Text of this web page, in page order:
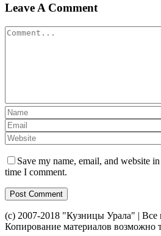
Leave A Comment
Comment
Save my name, email, and website
time I comment.
(c) 2007-2018 "Кузницы Урала" |
Копирование материалов возможно